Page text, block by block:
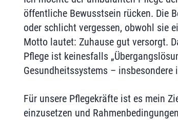
öffentliche Bewusstsein rücken. Die
oder schlicht vergessen, obwohl sie
Motto lautet: Zuhause gut versorgt.
Pflege ist keinesfalls
Gesundheitssystems –
Für unsere Pflegekräfte ist es mein
einzusetzen und